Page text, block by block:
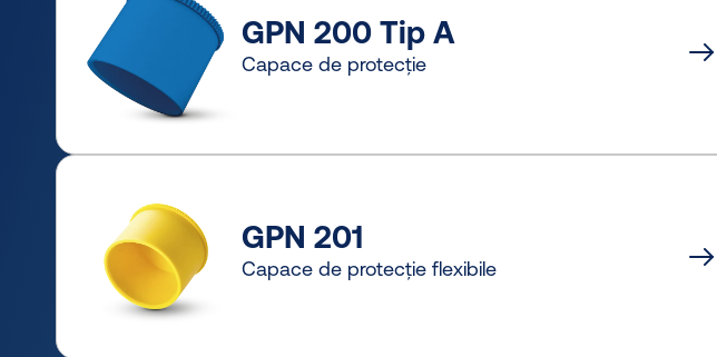
GPN 200 Tip A
Capace de protecție
GPN 201
Capace de protecție flexibile